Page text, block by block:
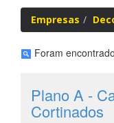
Empresas
Foram
Plano A -
Cortinados